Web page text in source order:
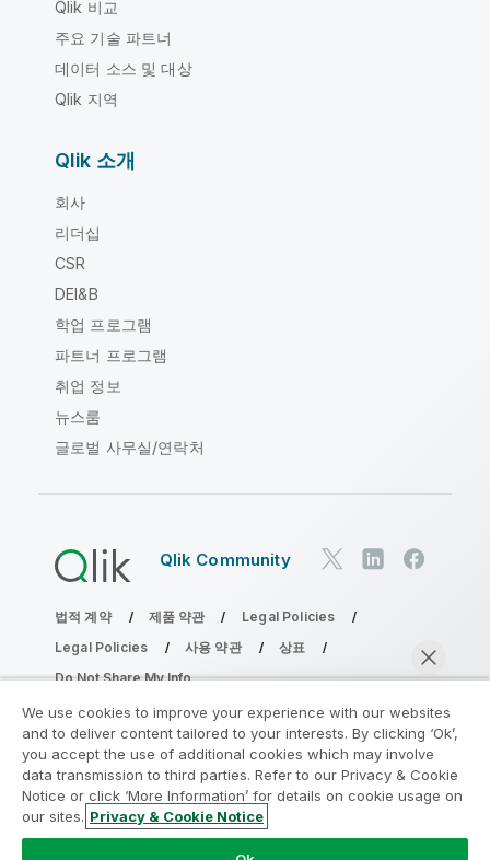
Qlik 비교
주요 기술 파트너
데이터 소스 및 대상
Qlik 지역
Qlik 소개
회사
리더십
CSR
DEI&B
학업 프로그램
파트너 프로그램
취업 정보
뉴스룸
글로벌 사무실/연락처
Qlik Community
법적 계약 제품 약관
Legal Policies
Legal Policies
사용 약관
상표
Do Not Share My Info
Copyright © 1993-2026 QlikTech International AB. 무단 전재
및 복제를 금합니다.
분석 현대화 프로그램에 참여
분석 현대화 프로그램으로 귀중한 QlikView 앱을 손상시키지
We use cookies to improve your experience with our websites
and to deliver content tailored to your interests. By clicking ‘Ok’,
you accept the use of additional cookies which may involve
data transmission to third parties. Refer to our Privacy & Cookie
Notice or click ‘More Information’ for details on cookie usage on
our sites. Privacy & Cookie Notice